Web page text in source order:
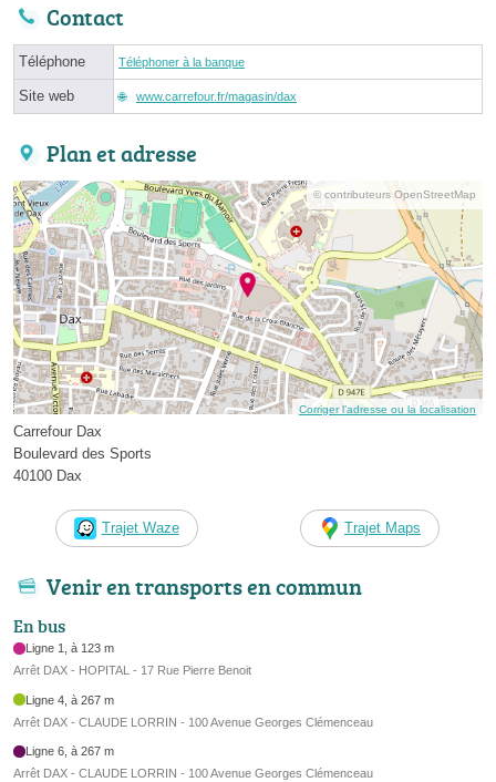
Contact
Téléphone Téléphoner à la banque
Site web www.carrefour.fr/magasin/dax
Plan et adresse
© contributeurs OpenStreetMap
Corriger l’adresse ou la localisation
Carrefour Dax
Boulevard des Sports
40100 Dax
Trajet Waze Trajet Maps
Venir en transports en commun
En bus
Ligne 1, à 123 m
Arrêt DAX - HOPITAL - 17 Rue Pierre Benoit
Ligne 4, à 267 m
Arrêt DAX - CLAUDE LORRIN - 100 Avenue Georges Clémenceau
Ligne 6, à 267 m
Arrêt DAX - CLAUDE LORRIN - 100 Avenue Georges Clémenceau